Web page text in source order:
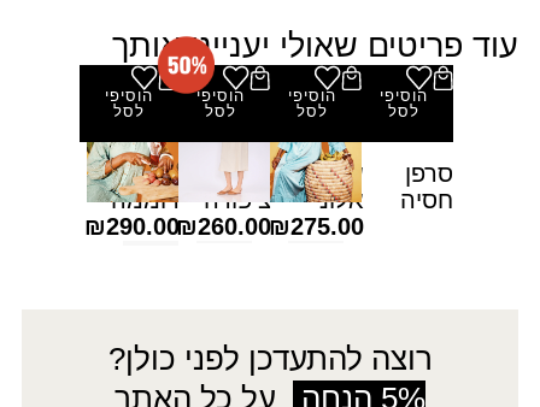
עוד פריטים שאולי יעניינו אותך
הוסיפי
לסל
סרפן
חסיה
הוסיפי
לסל
שמלת
אלוני
₪275.00
הוסיפי
לסל
שמלת
ציפורה
₪260.00
הוסיפי
לסל
שמלת
רוממה
₪290.00
רוצה להתעדכן לפני כולן?
5% הנחה
על כל האתר